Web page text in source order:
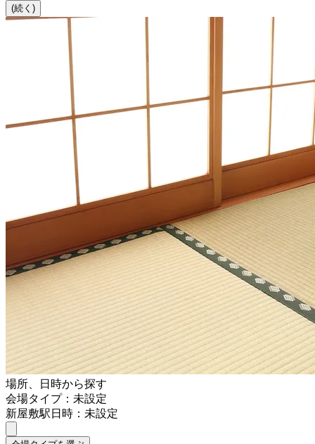
(続く)
場所、日時から探す
会場タイプ：未設定
新屋敷駅日時：未設定